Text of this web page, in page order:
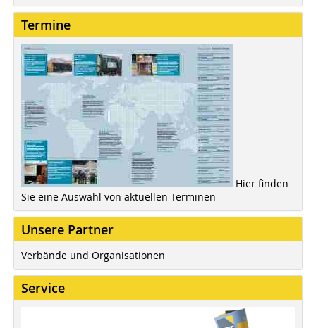
Termine
Hier finden
Sie eine Auswahl von aktuellen Terminen
Unsere Partner
Verbände und Organisationen
Service